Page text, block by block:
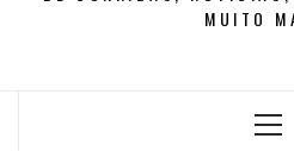
MUITO